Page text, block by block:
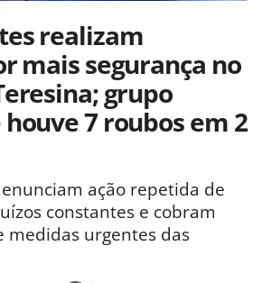
realizam
mais segurança no
grupo
7 roubos em 2
ação repetida de
constantes e cobram
medidas urgentes das